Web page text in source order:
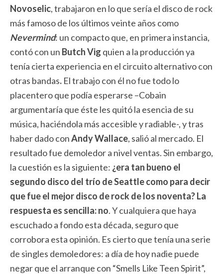
Novoselic, trabajaron en lo que sería el disco de rock
más famoso de los últimos veinte años como
Nevermind: un compacto que, en primera instancia,
contó con un Butch Vig quien a la producción ya
tenía cierta experiencia en el circuito alternativo con
otras bandas. El trabajo con él no fue todo lo
placentero que podía esperarse –Cobain
argumentaría que éste les quitó la esencia de su
música, haciéndola más accesible y radiable-, y tras
haber dado conAndy Wallace, salió al mercado. El
resultado fue demoledor a nivel ventas. Sin embargo,
la cuestión es la siguiente: ¿era tan bueno el
segundo disco del trío de Seattle como para decir
que fue el mejor disco de rock de los noventa? La
respuesta es sencilla: no. Y cualquiera que haya
escuchado a fondo esta década, seguro que
corrobora esta opinión. Es cierto que tenía una serie
de singles demoledores: a día de hoy nadie puede
negar que el arranque con “Smells Like Teen Spirit”,